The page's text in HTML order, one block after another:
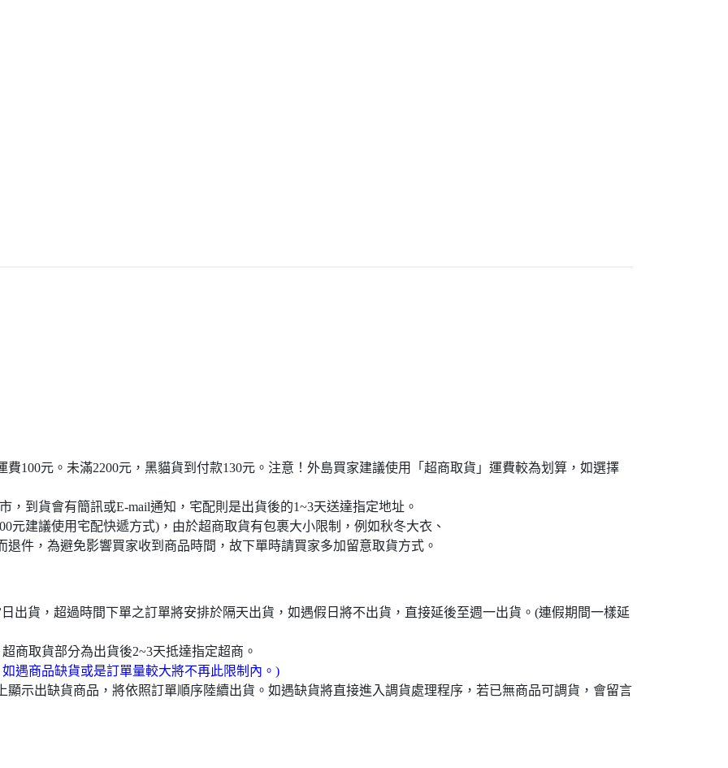
費100元。未滿2200元，黑貓貨到付款130元。注意！外島買家建議使用「超商取貨」運費較為划算，如選擇
，到貨會有簡訊或E-mail通知，宅配則是出貨後的1~3天送達指定地址。
元建議使用宅配快遞方式)，由於超商取貨有包裹大小限制，例如秋冬大衣、
件，為避免影響買家收到商品時間，故下單時請買家多加留意取貨方式。
出貨，超過時間下單之訂單將安排於隔天出貨，如遇假日將不出貨，直接延後至週一出貨。(連假期間一樣延
商取貨部分為出貨後2~3天抵達指定超商。
遇商品缺貨或是訂單量較大將不再此限制內。)
顯示出缺貨商品，將依照訂單順序陸續出貨。如遇缺貨將直接進入調貨處理程序，若已無商品可調貨，會留言